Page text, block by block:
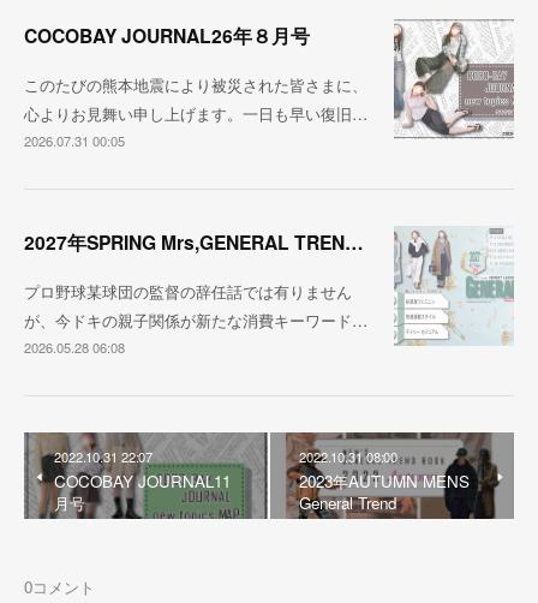
COCOBAY JOURNAL26年８月号
このたびの熊本地震により被災された皆さまに、
心よりお見舞い申し上げます。一日も早い復旧…
2026.07.31 00:05
2027年SPRING Mrs,GENERAL TREND BOOK
プロ野球某球団の監督の辞任話では有りません
が、今ドキの親子関係が新たな消費キーワード…
2026.05.28 06:08
2022.10.31 22:07
COCOBAY JOURNAL11
月号
2022.10.31 08:00
2023年AUTUMN MENS
General Trend
0コメント